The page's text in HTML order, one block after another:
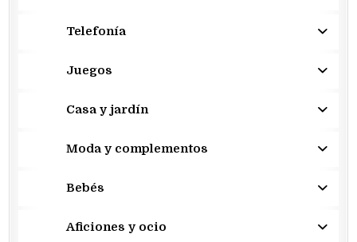
Telefonía
Juegos
Casa y jardín
Moda y complementos
Bebés
Aficiones y ocio